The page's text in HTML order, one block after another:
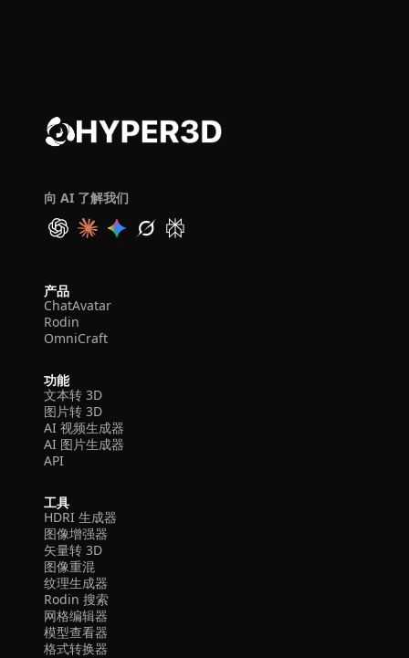
向 AI 了解我们
产品
ChatAvatar
Rodin
OmniCraft
功能
文本转 3D
图片转 3D
AI 视频生成器
AI 图片生成器
API
工具
HDRI 生成器
图像增强器
矢量转 3D
图像重混
纹理生成器
Rodin 搜索
网格编辑器
模型查看器
格式转换器